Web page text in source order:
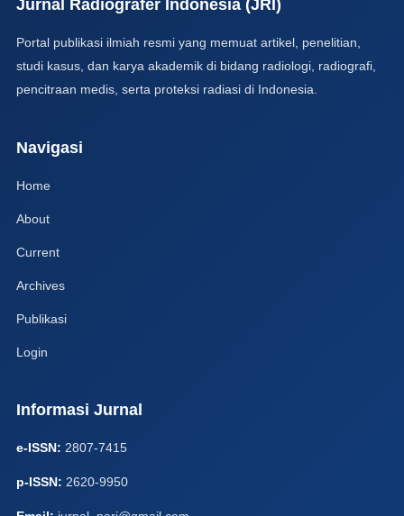
Jurnal Radiografer Indonesia (JRI)
Portal publikasi ilmiah resmi yang memuat artikel, penelitian,
studi kasus, dan karya akademik di bidang radiologi, radiografi,
pencitraan medis, serta proteksi radiasi di Indonesia.
Navigasi
Home
About
Current
Archives
Publikasi
Login
Informasi Jurnal
e-ISSN: 2807-7415
p-ISSN: 2620-9950